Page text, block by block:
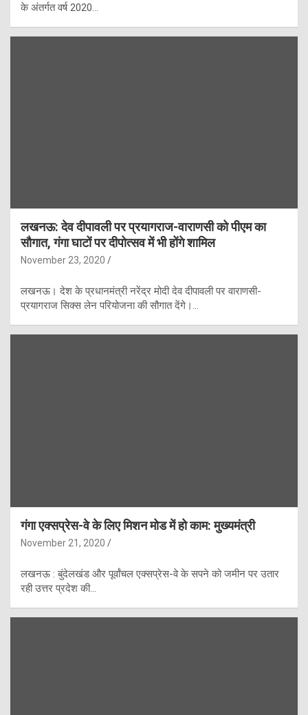
के अंतर्गत वर्ष 2020…
लखनऊ: देव दीपावली पर प्रयागराज-वाराणसी को पीएम का
सौगात, गंगा घाटों पर दीपोत्सव में भी होंगे शामिल
November 23, 2020
लखनऊ। देश के प्रधानमंत्री नरेंद्र मोदी देव दीपावली पर वाराणसी-
प्रयागराज सिक्स लेन परियोजना की सौगात देंगे।…
गंगा एक्सप्रेस-वे के लिए मिशन मोड में हो काम: मुख्यमंत्री
November 21, 2020
लखनऊ : बुंदेलखंड और पूर्वांचल एक्सप्रेस-वे के सपने को जमीन पर उतार
रही उत्तर प्रदेश की…